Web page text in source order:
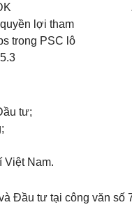
lợi tham
trong PSC lô
tư;
Việt Nam.
Đầu tư tại công văn